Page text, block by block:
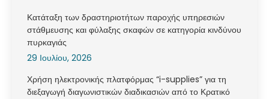
Κατάταξη των δραστηριοτήτων παροχής υπηρεσιών
στάθμευσης και φύλαξης σκαφών σε κατηγορία κινδύνου
πυρκαγιάς
29 Ιουλίου, 2026
Χρήση ηλεκτρονικής πλατφόρμας “i-supplies” για τη
διεξαγωγή διαγωνιστικών διαδικασιών από το Κρατικό